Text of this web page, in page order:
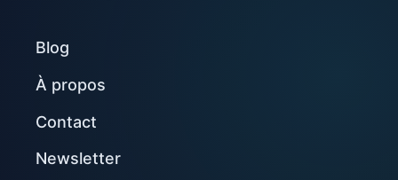
Blog
À propos
Contact
Newsletter